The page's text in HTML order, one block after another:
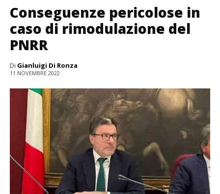
Conseguenze pericolose in
caso di rimodulazione del
PNRR
Di Gianluigi Di Ronza
11 NOVEMBRE 2022